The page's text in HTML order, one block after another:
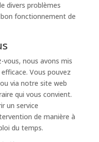
divers problèmes
fonctionnement de
vous, nous avons mis
Vous pouvez
via notre site web
qui vous convient.
un service
de manière à
du temps.